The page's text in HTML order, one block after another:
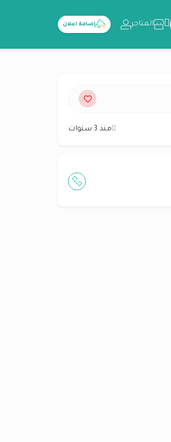
المتاجر إضافة اعلان
منذ 3 سنوات